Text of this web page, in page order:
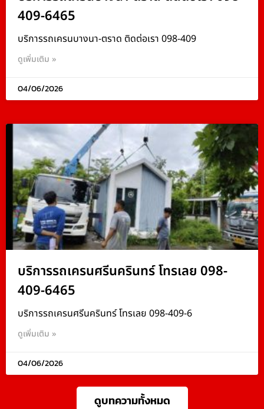
409-6465
บริการรถเครนบางนา-ตราด ติดต่อเรา 098-409
ดูเพิ่มเติม »
04/06/2026
บริการรถเครนศรีนครินทร์ โทรเลย 098-
409-6465
บริการรถเครนศรีนครินทร์ โทรเลย 098-409-6
ดูเพิ่มเติม »
04/06/2026
ดูบทความทั้งหมด